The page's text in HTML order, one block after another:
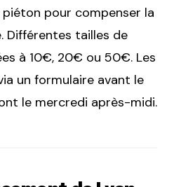
pour compenser la
Différentes tailles de
à 10€, 20€ ou 50€. Les
un formulaire avant le
le mercredi après-midi.